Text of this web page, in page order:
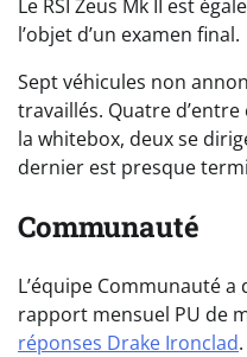
Le RSI Zeus Mk II est
l’objet d’un examen final.
Sept véhicules non
travaillés. Quatre
la whitebox, deux se
dernier est presque
Communauté
L’équipe Communauté
rapport mensuel PU de
réponses Drake Ironclad.